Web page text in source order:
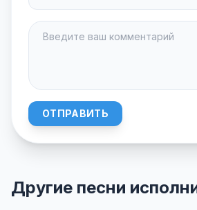
ОТПРАВИТЬ
Другие песни